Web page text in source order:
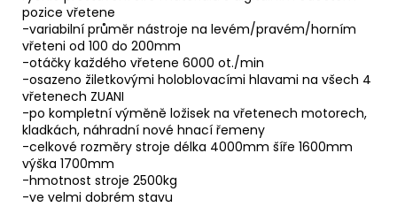
pozice vřetene
-variabilní průměr nástroje na levém/pravém/horním
vřeteni od 100 do 200mm
-otáčky každého vřetene 6000 ot./min
-osazeno žiletkovými holoblovacími hlavami na všech 4
vřetenech ZUANI
-po kompletní výměně ložisek na vřetenech motorech,
kladkách, náhradní nové hnací řemeny
-celkové rozměry stroje délka 4000mm šíře 1600mm
výška 1700mm
-hmotnost stroje 2500kg
-ve velmi dobrém stavu